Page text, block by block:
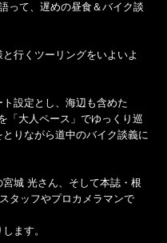
って、遅めの昼食＆バイク談
行くツーリングをいよいよ
設定とし、海辺も含めた
「大人ペース」でゆっくり巡
りながら道中のバイク談義に
城 光さん、そして本誌・根
タッフやプロカメラマンで
ます。